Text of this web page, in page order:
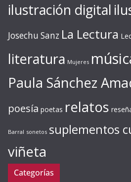
ilustración digital
Josechu Sanz La Lectura
literatura Mujeres
Paula Sánchez
poesía poetas relatos
Barral sonetos suplementos
viñeta
Categorías